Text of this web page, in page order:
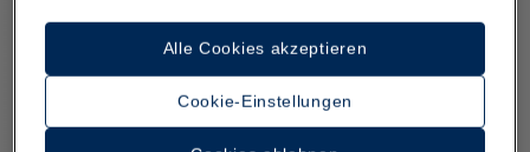
Cookie-Einstellungen
Alle Cookies akzeptieren